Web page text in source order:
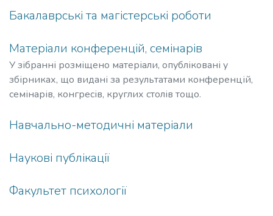
Бакалаврські та магістерські роботи
Матеріали конференцій, семінарів
У зібранні розміщено матеріали, опубліковані у
збірниках, що видані за результатами конференцій,
семінарів, конгресів, круглих столів тощо.
Навчально-методичні матеріали
Наукові публікації
Факультет психології